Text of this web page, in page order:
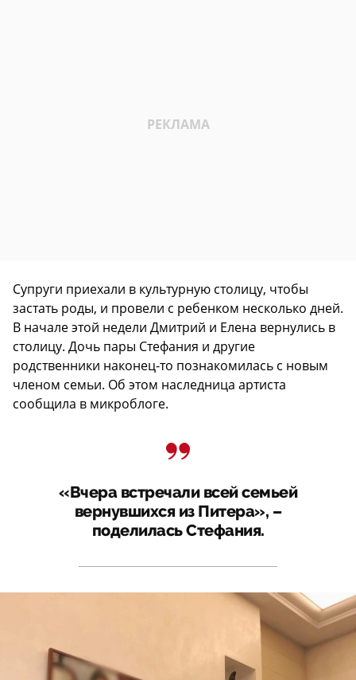
Супруги приехали в культурную столицу, чтобы
застать роды, и провели с ребенком несколько дней.
В начале этой недели Дмитрий и Елена вернулись в
столицу. Дочь пары Стефания и другие
родственники наконец-то познакомилась с новым
членом семьи. Об этом наследница артиста
сообщила в микроблоге.
«Вчера встречали всей семьей
вернувшихся из Питера», –
поделилась Стефания.